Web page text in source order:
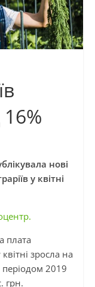
нові
у квітні
плата
зросла на
періодом 2019
грн.